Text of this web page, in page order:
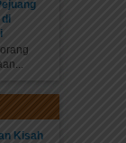
di
Kisah